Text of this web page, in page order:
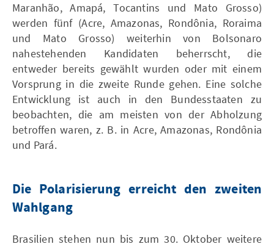
Maranhão, Amapá, Tocantins und Mato Grosso)
werden fünf (Acre, Amazonas, Rondônia, Roraima
und Mato Grosso) weiterhin von Bolsonaro
nahestehenden Kandidaten beherrscht, die
entweder bereits gewählt wurden oder mit einem
Vorsprung in die zweite Runde gehen. Eine solche
Entwicklung ist auch in den Bundesstaaten zu
beobachten, die am meisten von der Abholzung
betroffen waren, z. B. in Acre, Amazonas, Rondônia
und Pará.
Die Polarisierung erreicht den zweiten
Wahlgang
Brasilien stehen nun bis zum 30. Oktober weitere